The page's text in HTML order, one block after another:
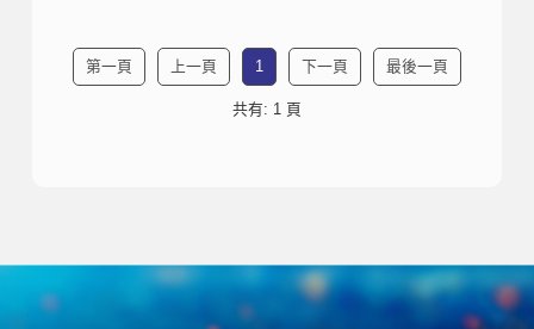
第一頁 上一頁 1 下一頁 最後一頁
共有: 1 頁